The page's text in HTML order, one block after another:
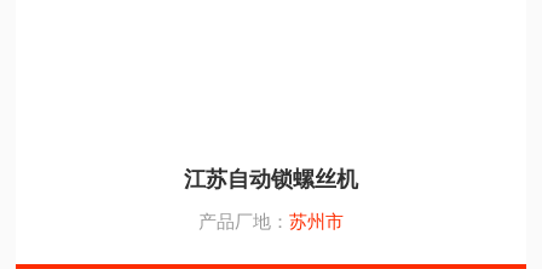
江苏自动锁螺丝机
产品厂地： 苏州市